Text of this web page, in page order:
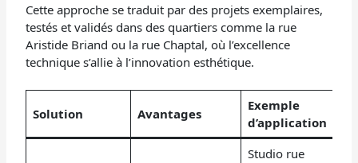
Cette approche se traduit par des projets exemplaires,
testés et validés dans des quartiers comme la rue
Aristide Briand ou la rue Chaptal, où l’excellence
technique s’allie à l’innovation esthétique.
Solution Avantages
Exemple
d’application
Studio rue